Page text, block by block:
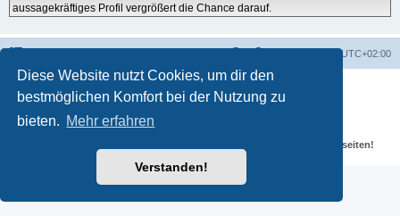
Diese Website nutzt Cookies, um dir den
bestmöglichen Komfort bei der Nutzung zu
bieten. Mehr erfahren
Verstanden!
aussagekräftiges Profil vergrößert die Chance darauf.
UTC+02:00
® Forum Software © phpBB Limited
Deutsche Übersetzung durchphpBB.de
Datenschutz
Datenschutzbestimmungen und weiteren Regeln der externen Webseiten!